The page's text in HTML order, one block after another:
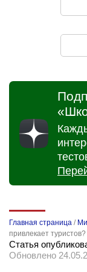
Главная страница /
привлекает туристов?
Статья
Обновлено